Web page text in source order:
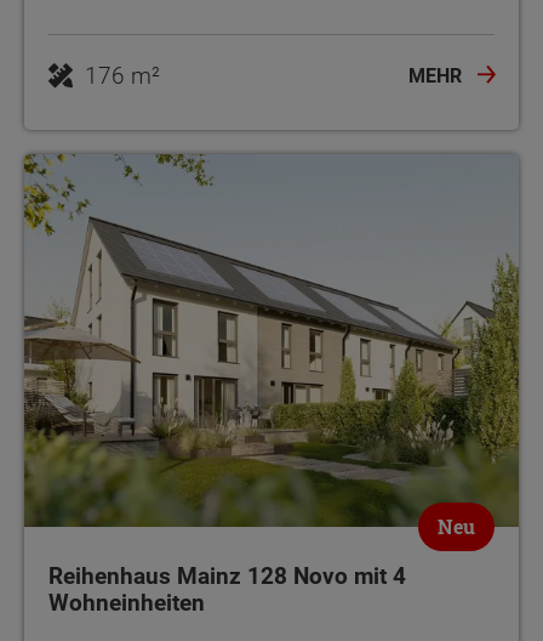
176 m² MEHR
Neu
Reihenhaus Mainz 128 Novo mit 4
Wohneinheiten